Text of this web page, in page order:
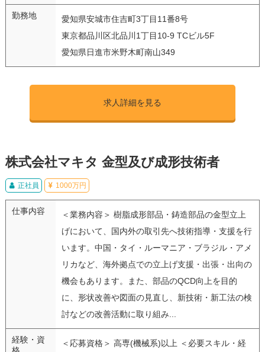
勤務地
愛知県安城市住吉町3丁目11番8号
東京都品川区北品川1丁目10-9 TCビル5F
愛知県日進市米野木町南山349
求人詳細を見る
株式会社マキタ 金型及び成形技術者
正社員 1000万円
仕事内容
＜業務内容＞ 樹脂成形部品・鋳造部品の金型立上
げにおいて、国内外の取引先へ技術指導・支援を行
います。中国・タイ・ルーマニア・ブラジル・アメ
リカなど、海外拠点での立上げ支援・出張・出向の
機会もあります。また、部品のQCD向上を目的
に、形状改善や図面の見直し、新技術・新工法の検
討などの改善活動に取り組み...
経験・資
格
＜応募資格＞ 高専(機械系)以上 ＜必要スキル・経